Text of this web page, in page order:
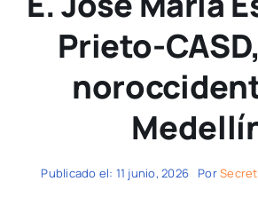
Prieto-
Publicado el: 11 junio, 2026 Por